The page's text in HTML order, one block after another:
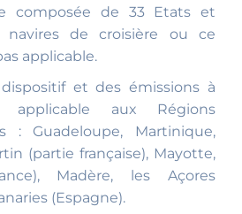
composée de 33 Etats et
navires de croisière ou ce
applicable.
dispositif et des émissions à
applicable aux Régions
: Guadeloupe, Martinique,
(partie française), Mayotte,
Madère, les Açores
(Espagne).